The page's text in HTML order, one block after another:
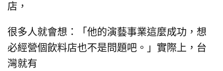
店，
很多人就會想：
「他的演藝事業這麼成功，想
必經營個飲料店也不是問題吧。」 實際上，台
灣就有